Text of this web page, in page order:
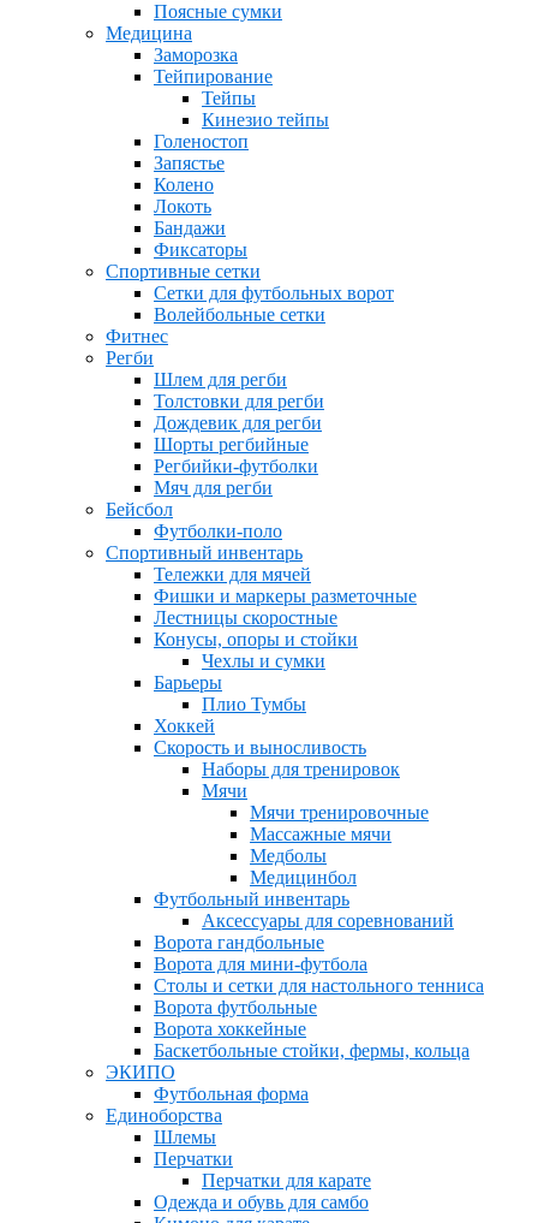
Поясные сумки
Медицина
Заморозка
Тейпирование
Тейпы
Кинезио тейпы
Голеностоп
Запястье
Колено
Локоть
Бандажи
Фиксаторы
Спортивные сетки
Сетки для футбольных ворот
Волейбольные сетки
Фитнес
Регби
Шлем для регби
Толстовки для регби
Дождевик для регби
Шорты регбийные
Регбийки-футболки
Мяч для регби
Бейсбол
Футболки-поло
Спортивный инвентарь
Тележки для мячей
Фишки и маркеры разметочные
Лестницы скоростные
Конусы, опоры и стойки
Чехлы и сумки
Барьеры
Плио Тумбы
Хоккей
Скорость и выносливость
Наборы для тренировок
Мячи
Мячи тренировочные
Массажные мячи
Медболы
Медицинбол
Футбольный инвентарь
Аксессуары для соревнований
Ворота гандбольные
Ворота для мини-футбола
Столы и сетки для настольного тенниса
Ворота футбольные
Ворота хоккейные
Баскетбольные стойки, фермы, кольца
ЭКИПО
Футбольная форма
Единоборства
Шлемы
Перчатки
Перчатки для карате
Одежда и обувь для самбо